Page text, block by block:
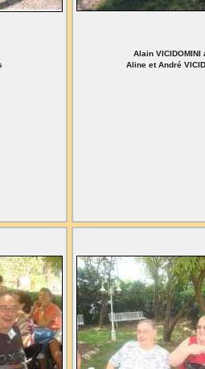
Alain VICIDOMINI
Aline et André